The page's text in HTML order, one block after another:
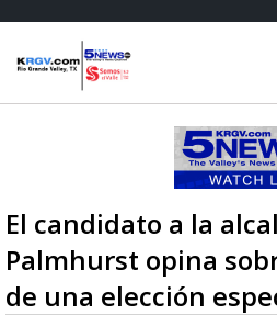
El candidato a la
Palmhurst opina
de una elección